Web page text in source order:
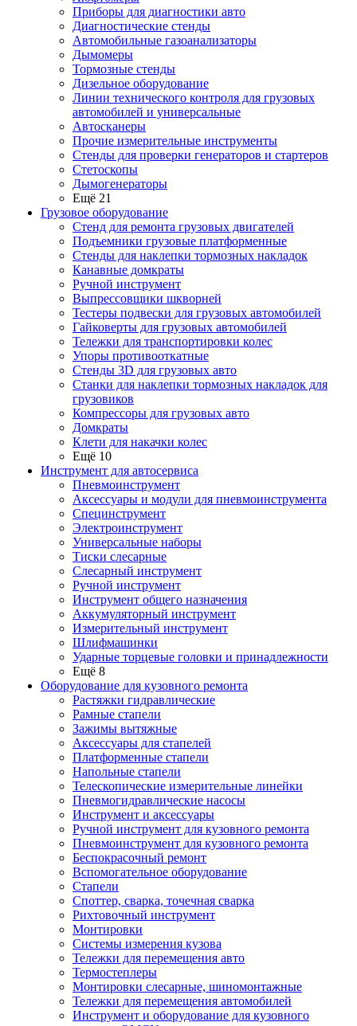
Приборы для диагностики авто
Диагностические стенды
Автомобильные газоанализаторы
Дымомеры
Тормозные стенды
Дизельное оборудование
Линии технического контроля для грузовых
автомобилей и универсальные
Автосканеры
Прочие измерительные инструменты
Стенды для проверки генераторов и стартеров
Стетоскопы
Дымогенераторы
Ещё 21
Грузовое оборудование
Стенд для ремонта грузовых двигателей
Подъемники грузовые платформенные
Стенды для наклепки тормозных накладок
Канавные домкраты
Ручной инструмент
Выпрессовщики шкворней
Тестеры подвески для грузовых автомобилей
Гайковерты для грузовых автомобилей
Тележки для транспортировки колес
Упоры противооткатные
Стенды 3D для грузовых авто
Станки для наклепки тормозных накладок для
грузовиков
Компрессоры для грузовых авто
Домкраты
Клети для накачки колес
Ещё 10
Инструмент для автосервиса
Пневмоинструмент
Аксессуары и модули для пневмоинструмента
Специнструмент
Электроинструмент
Универсальные наборы
Тиски слесарные
Слесарный инструмент
Ручной инструмент
Инструмент общего назначения
Аккумуляторный инструмент
Измерительный инструмент
Шлифмашинки
Ударные торцевые головки и принадлежности
Ещё 8
Оборудование для кузовного ремонта
Растяжки гидравлические
Рамные стапели
Зажимы вытяжные
Аксессуары для стапелей
Платформенные стапели
Напольные стапели
Телескопические измерительные линейки
Пневмогидравлические насосы
Инструмент и аксессуары
Ручной инструмент для кузовного ремонта
Пневмоинструмент для кузовного ремонта
Беспокрасочный ремонт
Вспомогательное оборудование
Стапели
Споттер, сварка, точечная сварка
Рихтовочный инструмент
Монтировки
Системы измерения кузова
Тележки для перемещения авто
Термостеплеры
Монтировки слесарные, шиномонтажные
Тележки для перемещения автомобилей
Инструмент и оборудование для кузовного